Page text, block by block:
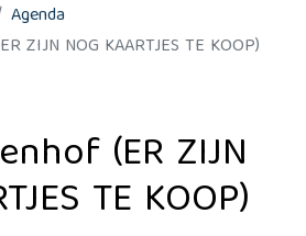
Agenda
ZIJN NOG KAARTJES TE KOOP)
(ER ZIJN
TE KOOP)